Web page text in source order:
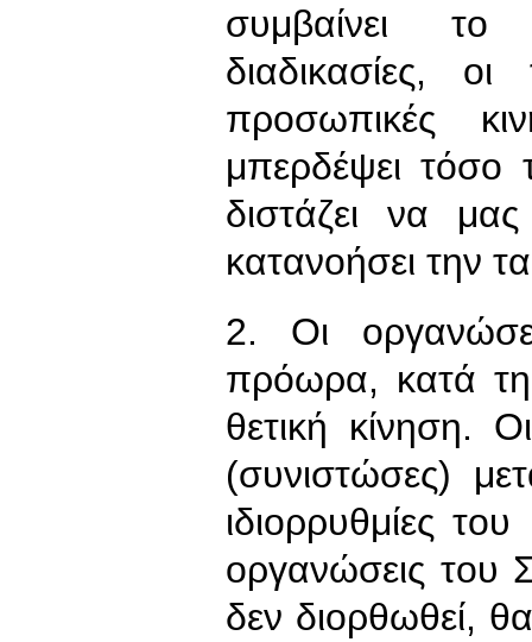
συμβαίνει το
διαδικασίες,
προσωπικές
μπερδέψει τόσο
διστάζει να
κατανοήσει την
2. Οι
πρόωρα, κατά
θετική κίνηση.
(συνιστώσες)
ιδιορρυθμίες
οργανώσεις του
δεν διορθωθεί,